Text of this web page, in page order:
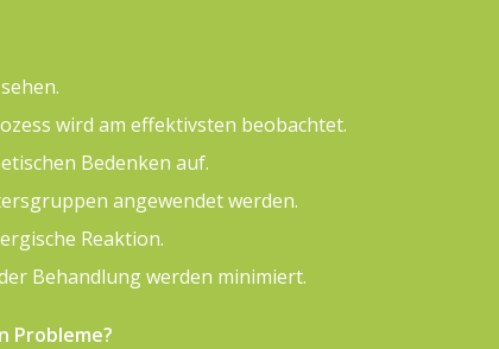
wird am effektivsten beobachtet.
Bedenken auf.
angewendet werden.
Reaktion.
Behandlung werden minimiert.
Probleme?